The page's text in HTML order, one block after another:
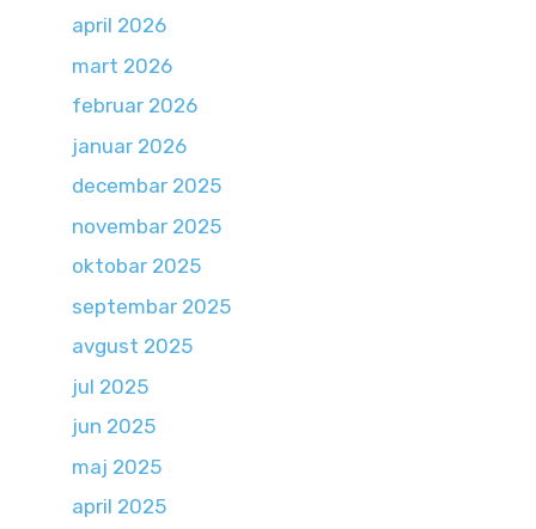
april 2026
mart 2026
februar 2026
januar 2026
decembar 2025
novembar 2025
oktobar 2025
septembar 2025
avgust 2025
jul 2025
jun 2025
maj 2025
april 2025